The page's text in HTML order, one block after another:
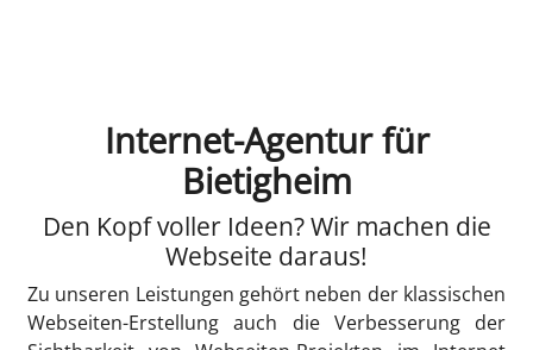
Internet-Agentur für
Bietigheim
Den Kopf voller Ideen? Wir machen die
Webseite daraus!
Zu unseren Leistungen gehört neben der klassischen
Webseiten-Erstellung auch die Verbesserung der